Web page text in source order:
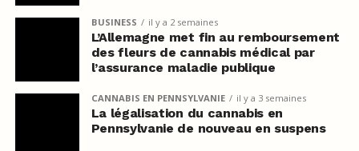
BUSINESS il y a 2 semaines
L’Allemagne met fin au remboursement
des fleurs de cannabis médical par
l’assurance maladie publique
CANNABIS EN PENNSYLVANIE il y a 3 semaines
La légalisation du cannabis en
Pennsylvanie de nouveau en suspens